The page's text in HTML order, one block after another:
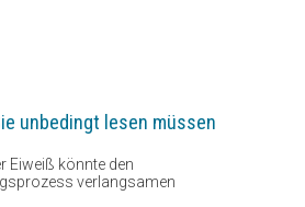
unbedingt lesen müssen
Eiweiß könnte den
verlangsamen